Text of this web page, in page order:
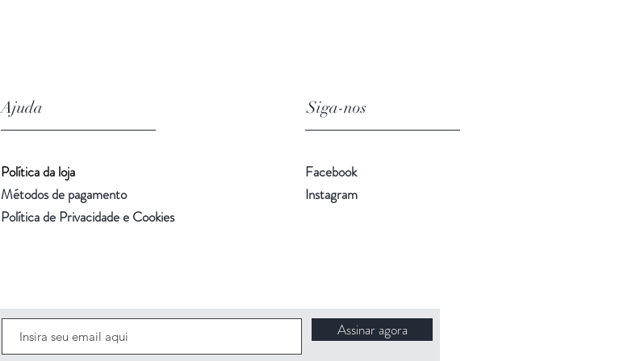
Ajuda
Política da loja
Métodos de pagamento
Política de Privacidade e Cookies
Siga-nos
Facebook
Instagram
Assinar agora